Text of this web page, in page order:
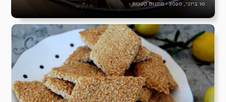
10 ביוני, 2020 •מתנות קטנות•